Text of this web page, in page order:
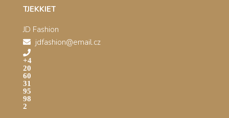
TJEKKIET
JD Fashion
jdfashion@email.cz
+4
20
60
31
95
98
2